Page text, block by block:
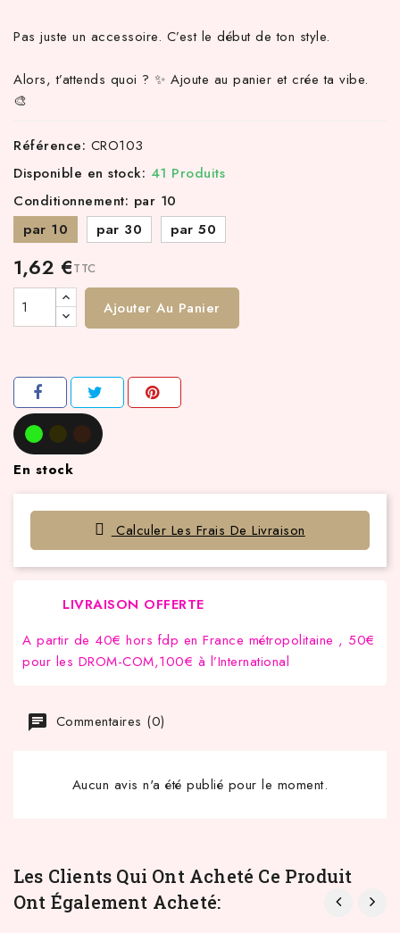
Pas juste un accessoire. C’est le début de ton style.
Alors, t’attends quoi ? ✨ Ajoute au panier et crée ta vibe.
🎨
Référence: CRO103
Disponible en stock: 41 Produits
Conditionnement: par 10
par 10
par 30 par 50
1,62 €TTC
Ajouter Au Panier
En stock
Calculer Les Frais De Livraison
LIVRAISON OFFERTE
A partir de 40€ hors fdp en France métropolitaine , 50€
pour les DROM-COM,100€ à l’International
Commentaires (0)
Aucun avis n'a été publié pour le moment.
Les Clients Qui Ont Acheté Ce Produit
Ont Également Acheté: